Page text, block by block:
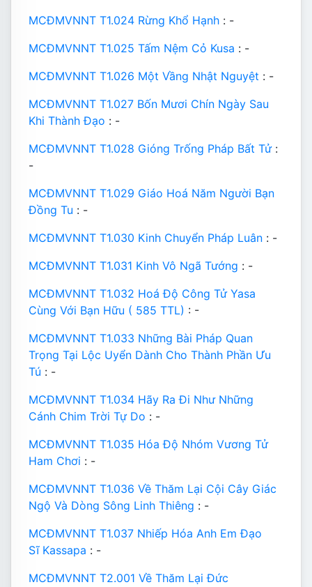
MCĐMVNNT T1.024 Rừng Khổ Hạnh : -
MCĐMVNNT T1.025 Tấm Nệm Cỏ Kusa : -
MCĐMVNNT T1.026 Một Vầng Nhật Nguyệt : -
MCĐMVNNT T1.027 Bốn Mươi Chín Ngày Sau
Khi Thành Đạo : -
MCĐMVNNT T1.028 Gióng Trống Pháp Bất Tử :
-
MCĐMVNNT T1.029 Giáo Hoá Năm Người Bạn
Đồng Tu : -
MCĐMVNNT T1.030 Kinh Chuyển Pháp Luân : -
MCĐMVNNT T1.031 Kinh Vô Ngã Tướng : -
MCĐMVNNT T1.032 Hoá Độ Công Tử Yasa
Cùng Với Bạn Hữu ( 585 TTL) : -
MCĐMVNNT T1.033 Những Bài Pháp Quan
Trọng Tại Lộc Uyển Dành Cho Thành Phần Ưu
Tú : -
MCĐMVNNT T1.034 Hãy Ra Đi Như Những
Cánh Chim Trời Tự Do : -
MCĐMVNNT T1.035 Hóa Độ Nhóm Vương Tử
Ham Chơi : -
MCĐMVNNT T1.036 Về Thăm Lại Cội Cây Giác
Ngộ Và Dòng Sông Linh Thiêng : -
MCĐMVNNT T1.037 Nhiếp Hóa Anh Em Đạo
Sĩ Kassapa : -
MCĐMVNNT T2.001 Về Thăm Lại Đức